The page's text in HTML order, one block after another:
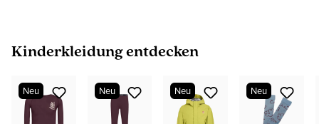
Produktgalerie überspringen
Kinderkleidung entdecken
Neu Neu Neu Neu